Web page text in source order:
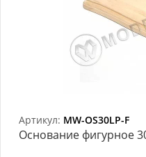
Артикул: MW-OS30LP-F
Основание фигурное